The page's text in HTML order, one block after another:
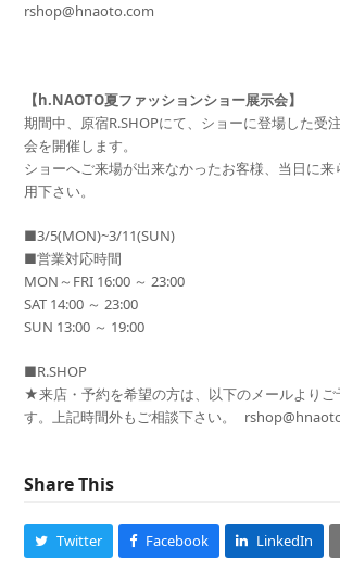
rshop@hnaoto.com
【h.NAOTO夏ファッションショー展示会】
期間中、原宿R.SHOPにて、ショーに登場した受
会を開催します。
ショーへご来場が出来なかったお客様、当日に
用下さい。
■3/5(MON)~3/11(SUN)
■営業対応時間
MON～FRI 16:00 ～ 23:00
SAT 14:00 ～ 23:00
SUN 13:00 ～ 19:00
■R.SHOP
★来店・予約を希望の方は、以下のメールよりご
す。上記時間外もご相談下さい。
Share This
Twitter Facebook LinkedIn